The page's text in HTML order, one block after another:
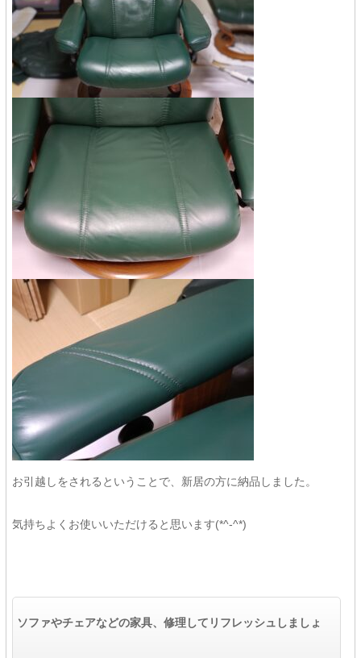
お引越しをされるということで、新居の方に納品しました。
気持ちよくお使いいただけると思います(*^-^*)
ソファやチェアなどの家具、修理してリフレッシュしましょ